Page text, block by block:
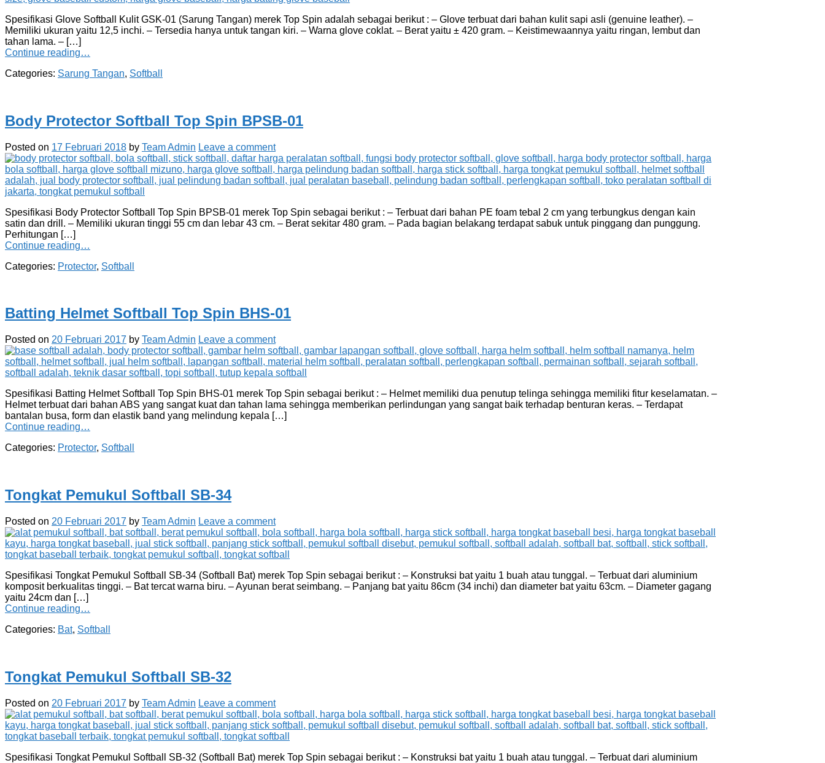
Spesifikasi Glove Softball Kulit GSK-01 (Sarung Tangan) merek Top Spin adalah sebagai berikut : – Glove terbuat dari bahan kulit sapi asli (genuine leather). –
Memiliki ukuran yaitu 12,5 inchi. – Tersedia hanya untuk tangan kiri. – Warna glove coklat. – Berat yaitu ± 420 gram. – Keistimewaannya yaitu ringan, lembut dan
tahan lama. – […]
Continue reading…
Categories: Sarung Tangan, Softball
Body Protector Softball Top Spin BPSB-01
Posted on 17 Februari 2018 by Team Admin Leave a comment
Spesifikasi Body Protector Softball Top Spin BPSB-01 merek Top Spin sebagai berikut : – Terbuat dari bahan PE foam tebal 2 cm yang terbungkus dengan kain
satin dan drill. – Memiliki ukuran tinggi 55 cm dan lebar 43 cm. – Berat sekitar 480 gram. – Pada bagian belakang terdapat sabuk untuk pinggang dan punggung.
Perhitungan […]
Continue reading…
Categories: Protector, Softball
Batting Helmet Softball Top Spin BHS-01
Posted on 20 Februari 2017 by Team Admin Leave a comment
Spesifikasi Batting Helmet Softball Top Spin BHS-01 merek Top Spin sebagai berikut : – Helmet memiliki dua penutup telinga sehingga memiliki fitur keselamatan. –
Helmet terbuat dari bahan ABS yang sangat kuat dan tahan lama sehingga memberikan perlindungan yang sangat baik terhadap benturan keras. – Terdapat
bantalan busa, form dan elastik band yang melindung kepala […]
Continue reading…
Categories: Protector, Softball
Tongkat Pemukul Softball SB-34
Posted on 20 Februari 2017 by Team Admin Leave a comment
Spesifikasi Tongkat Pemukul Softball SB-34 (Softball Bat) merek Top Spin sebagai berikut : – Konstruksi bat yaitu 1 buah atau tunggal. – Terbuat dari aluminium
komposit berkualitas tinggi. – Bat tercat warna biru. – Ayunan berat seimbang. – Panjang bat yaitu 86cm (34 inchi) dan diameter bat yaitu 63cm. – Diameter gagang
yaitu 24cm dan […]
Continue reading…
Categories: Bat, Softball
Tongkat Pemukul Softball SB-32
Posted on 20 Februari 2017 by Team Admin Leave a comment
Spesifikasi Tongkat Pemukul Softball SB-32 (Softball Bat) merek Top Spin sebagai berikut : – Konstruksi bat yaitu 1 buah atau tunggal. – Terbuat dari aluminium